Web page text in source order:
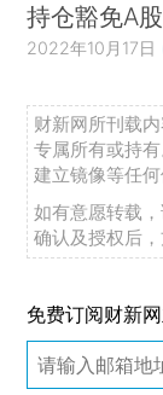
持仓豁免A
2022年10月17日
财新网所刊载
专属所有或持
建立镜像等任何
如有意愿转载
确认及授权后，
免费订阅财新